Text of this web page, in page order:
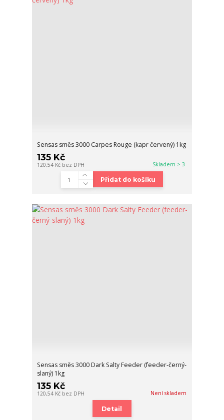
Sensas směs 3000 Carpes Rouge (kapr červený) 1kg
135 Kč
120,54 Kč bez DPH Skladem > 3
Přidat do košíku
Sensas směs 3000 Dark Salty Feeder (feeder-černý-
slaný) 1kg
135 Kč
120,54 Kč bez DPH Není skladem
Detail